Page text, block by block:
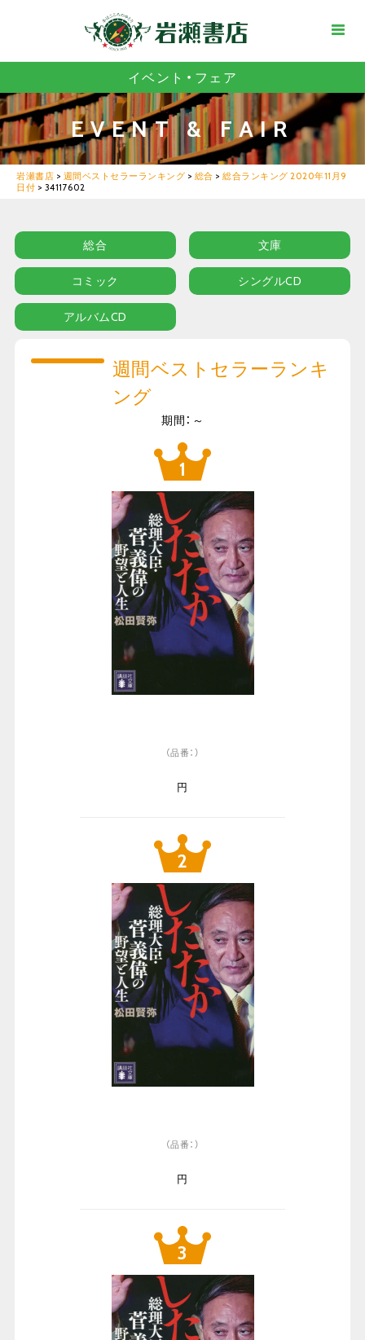
イベント・フェア
EVENT & FAIR
岩瀬書店 > 週間ベストセラーランキング > 総合 > 総合ランキング 2020年11月9
日付 > 34117602
総合 文庫
コミック シングルCD
アルバムCD
週間ベストセラーランキ
ング
期間：～
（品番：）
円
（品番：）
円